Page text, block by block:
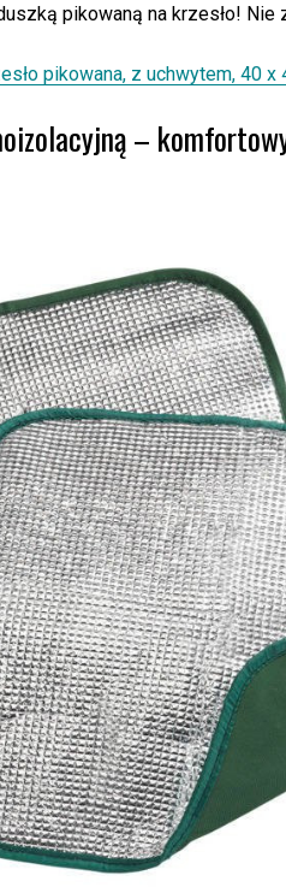
pikowaną na krzesło! Nie
pikowana, z uchwytem, 40 x
–